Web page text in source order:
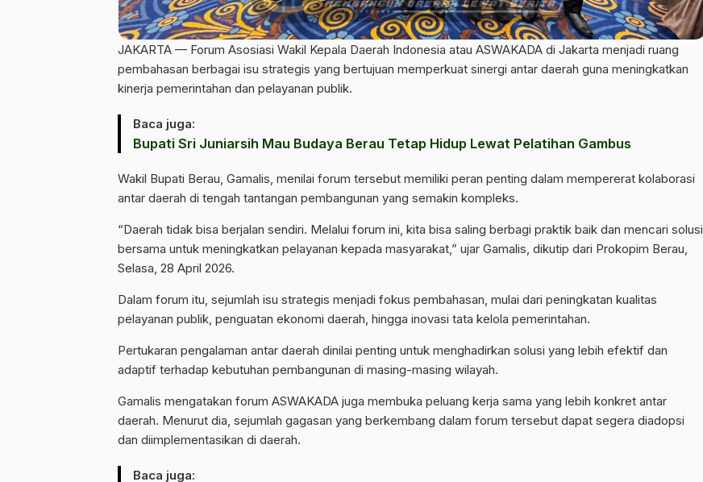
JAKARTA — Forum Asosiasi Wakil Kepala Daerah Indonesia atau ASWAKADA di Jakarta menjadi ruang
pembahasan berbagai isu strategis yang bertujuan memperkuat sinergi antar daerah guna meningkatkan
kinerja pemerintahan dan pelayanan publik.
Baca juga:
Bupati Sri Juniarsih Mau Budaya Berau Tetap Hidup Lewat Pelatihan Gambus
Wakil Bupati Berau, Gamalis, menilai forum tersebut memiliki peran penting dalam mempererat kolaborasi
antar daerah di tengah tantangan pembangunan yang semakin kompleks.
“Daerah tidak bisa berjalan sendiri. Melalui forum ini, kita bisa saling berbagi praktik baik dan mencari solusi
bersama untuk meningkatkan pelayanan kepada masyarakat,” ujar Gamalis, dikutip dari Prokopim Berau,
Selasa, 28 April 2026.
Dalam forum itu, sejumlah isu strategis menjadi fokus pembahasan, mulai dari peningkatan kualitas
pelayanan publik, penguatan ekonomi daerah, hingga inovasi tata kelola pemerintahan.
Pertukaran pengalaman antar daerah dinilai penting untuk menghadirkan solusi yang lebih efektif dan
adaptif terhadap kebutuhan pembangunan di masing-masing wilayah.
Gamalis mengatakan forum ASWAKADA juga membuka peluang kerja sama yang lebih konkret antar
daerah. Menurut dia, sejumlah gagasan yang berkembang dalam forum tersebut dapat segera diadopsi
dan diimplementasikan di daerah.
Baca juga: